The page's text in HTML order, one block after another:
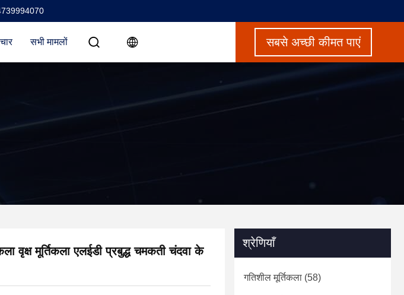
सभी मामलों सबसे अच्छी कीमत पाएं
मूर्तिकला एलईडी प्रबुद्ध चमकती चंदवा के
श्रेणियाँ
गतिशील मूर्तिकला (58)